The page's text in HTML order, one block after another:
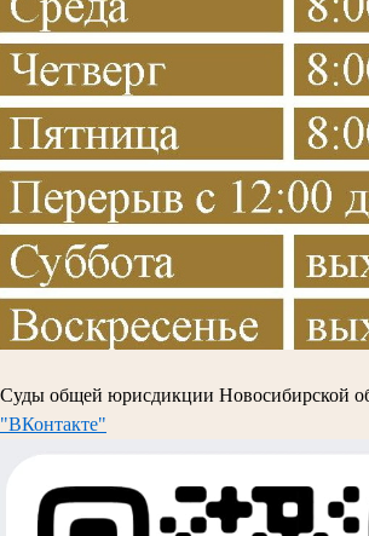
Суды общей юрисдикции Новосибирской
"ВКонтакте"